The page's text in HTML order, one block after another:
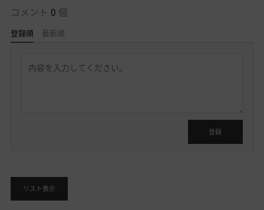
コメント 0 個
登録順 最新順
登録
リスト表示